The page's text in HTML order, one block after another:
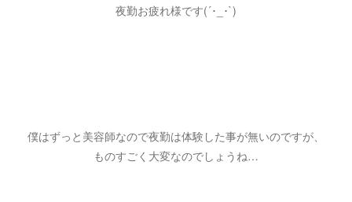
夜勤お疲れ様です(´･_･`)
僕はずっと美容師なので夜勤は体験した事が無いのですが、
ものすごく大変なのでしょうね…